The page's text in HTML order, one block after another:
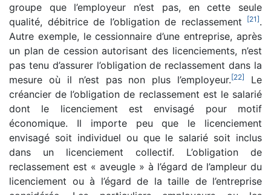
groupe que l’employeur n’est pas, en cette seule
qualité, débitrice de l’obligation de reclassement
[21].
Autre exemple, le cessionnaire d’une entreprise, après
un plan de cession autorisant des licenciements, n’est
pas tenu d’assurer l’obligation de reclassement dans la
mesure où il n’est pas non plus l’employeur.[22]
Le
créancier de l’obligation de reclassement est le salarié
dont le licenciement est envisagé pour motif
économique. Il importe peu que le licenciement
envisagé soit individuel ou que le salarié soit inclus
dans un licenciement collectif. L’obligation de
reclassement est « aveugle » à l’égard de l’ampleur du
licenciement ou à l’égard de la taille de l’entreprise